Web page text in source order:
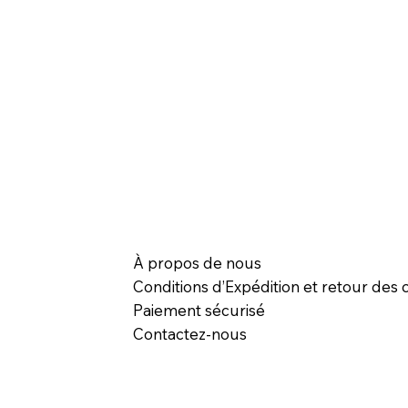
À propos de nous
Conditions d’Expédition et retour des
Paiement sécurisé
Contactez-nous